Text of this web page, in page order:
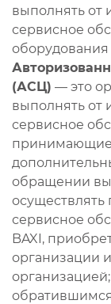
выполнять от
сервисное
оборудования
(АСЦ) — это
выполнять от
сервисное
принимающие
обращении
сервисное
BAXI,
организации